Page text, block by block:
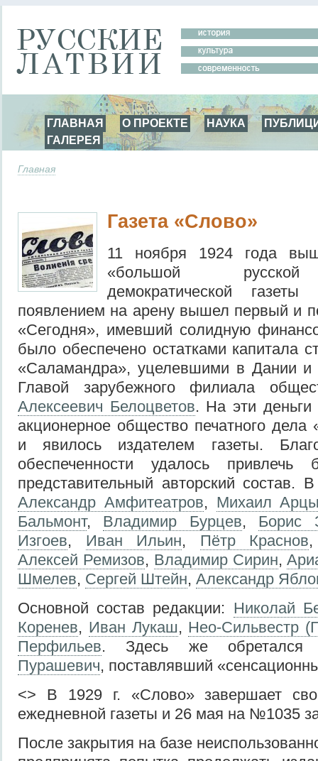
ГЛАВНАЯ О ПРОЕКТЕ НАУКА
ГАЛЕРЕЯ
Главная
Газета «Слово»
11 ноября 1924 года
«большой русской
демократической
появлением на арену вышел первый и
«Сегодня», имевший солидную
было обеспечено остатками капитала
«Саламандра», уцелевшими в Дании и
Главой зарубежного филиала
Алексеевич Белоцветов. На эти деньги
акционерное общество печатного
и явилось издателем газеты.
обеспеченности удалось
представительный авторский состав. В
Александр Амфитеатров, Михаил
Бальмонт, Владимир Бурцев, Борис
Изгоев, Иван Ильин, Пётр Краснов
Алексей Ремизов, Владимир Сирин,
Шмелев, Сергей Штейн, Александр
Основной состав редакции: Николай
Коренев, Иван Лукаш, Нео-Сильвестр
Перфильев. Здесь же
Пурашевич, поставлявший
<> В 1929 г. «Слово» завершает
ежедневной газеты и 26 мая на №1035
После закрытия на базе